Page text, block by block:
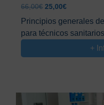
66,00€ El
original
era:
25,00€El
actual
es:
Principios generales
para técnicos
+